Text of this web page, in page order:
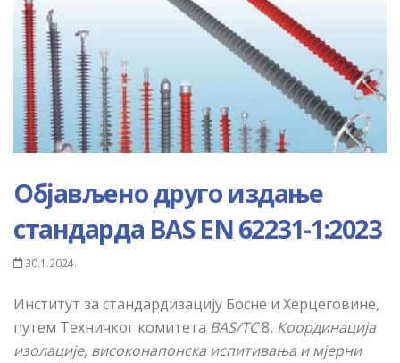
Објављено друго издање
стандарда BAS EN 62231-1:2023
30.1.2024.
Институт за стандардизацију Босне и Херцеговине,
путем Техничког комитета BAS/TC8, Координација
изолације, високонапонска испитивања и мјерни